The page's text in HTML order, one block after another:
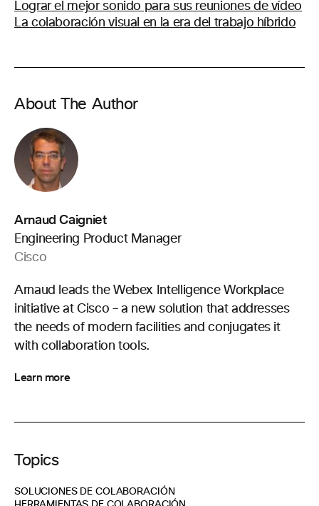
Lograr el mejor sonido para sus reuniones de vídeo
La colaboración visual en la era del trabajo híbrido
About The Author
Arnaud Caigniet
Engineering Product Manager
Cisco
Arnaud leads the Webex Intelligence Workplace
initiative at Cisco – a new solution that addresses
the needs of modern facilities and conjugates it
with collaboration tools.
Learn more
Topics
SOLUCIONES DE COLABORACIÓN